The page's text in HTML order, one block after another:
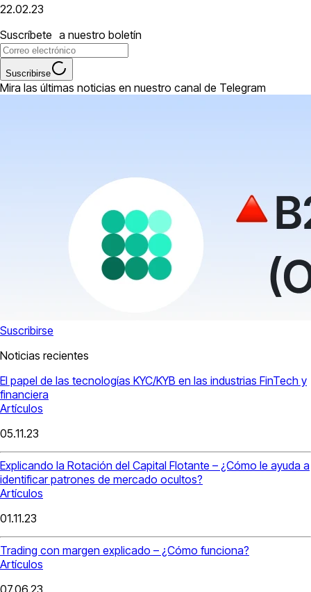
22.02.23
Suscríbete a nuestro boletín
Suscribirse
Mira las últimas noticias en nuestro canal de Telegram
Suscribirse
Noticias recientes
El papel de las tecnologías KYC/KYB en las industrias FinTech y
financiera
Artículos
05.11.23
Explicando la Rotación del Capital Flotante – ¿Cómo le ayuda a
identificar patrones de mercado ocultos?
Artículos
01.11.23
Trading con margen explicado – ¿Cómo funciona?
Artículos